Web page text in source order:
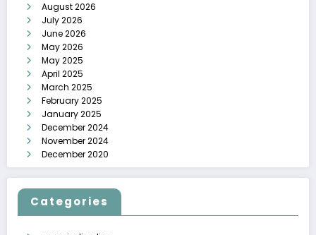
August 2026
July 2026
June 2026
May 2026
May 2025
April 2025
March 2025
February 2025
January 2025
December 2024
November 2024
December 2020
Categories